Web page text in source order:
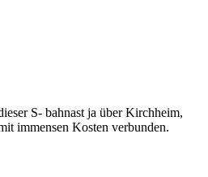
S- bahnast ja über Kirchheim,
immensen Kosten verbunden.